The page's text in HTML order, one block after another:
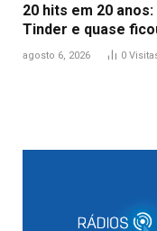
20 hits em 20
Tinder e quase
agosto 6, 2026 0